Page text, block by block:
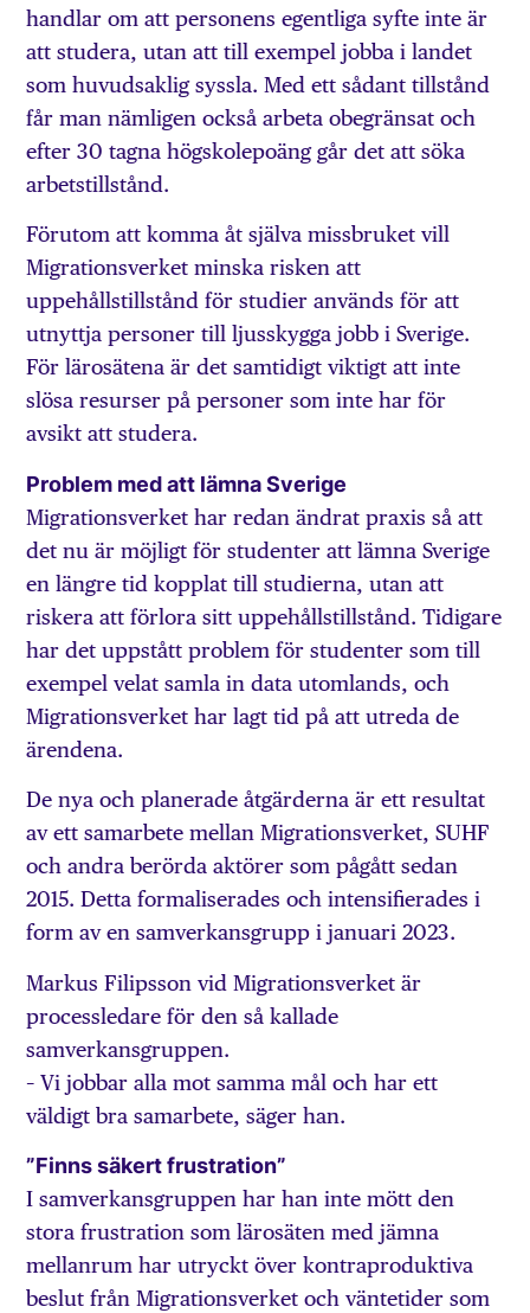
handlar om att personens egentliga syfte inte är
att studera, utan att till exempel jobba i landet
som huvudsaklig syssla. Med ett sådant tillstånd
får man nämligen också arbeta obegränsat och
efter 30 tagna högskolepoäng går det att söka
arbetstillstånd.
Förutom att komma åt själva missbruket vill
Migrationsverket minska risken att
uppehållstillstånd för studier används för att
utnyttja personer till ljusskygga jobb i Sverige.
För lärosätena är det samtidigt viktigt att inte
slösa resurser på personer som inte har för
avsikt att studera.
Problem med att lämna Sverige
Migrationsverket har redan ändrat praxis så att
det nu är möjligt för studenter att lämna Sverige
en längre tid kopplat till studierna, utan att
riskera att förlora sitt uppehållstillstånd. Tidigare
har det uppstått problem för studenter som till
exempel velat samla in data utomlands, och
Migrationsverket har lagt tid på att utreda de
ärendena.
De nya och planerade åtgärderna är ett resultat
av ett samarbete mellan Migrationsverket, SUHF
och andra berörda aktörer som pågått sedan
2015. Detta formaliserades och intensifierades i
form av en samverkansgrupp i januari 2023.
Markus Filipsson vid Migrationsverket är
processledare för den så kallade
samverkansgruppen.
– Vi jobbar alla mot samma mål och har ett
väldigt bra samarbete, säger han.
”Finns säkert frustration”
I samverkansgruppen har han inte mött den
stora frustration som lärosäten med jämna
mellanrum har utryckt över kontraproduktiva
beslut från Migrationsverket och väntetider som